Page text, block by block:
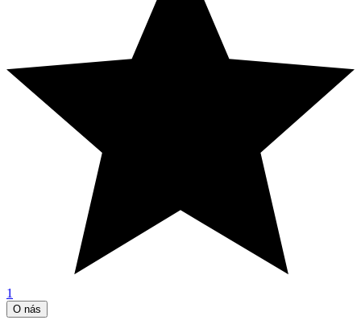
1
O nás